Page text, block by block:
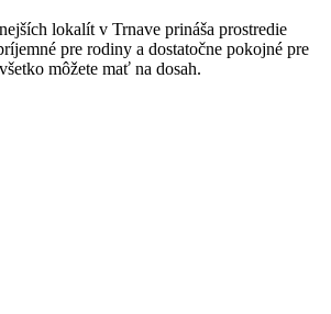
lokalít v Trnave prináša prostredie
pre rodiny a dostatočne pokojné pre
môžete mať na dosah.